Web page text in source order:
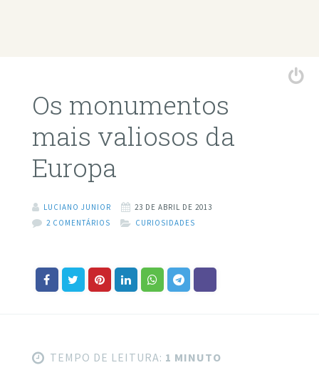
Os monumentos
mais valiosos da
Europa
LUCIANO JUNIOR
23 DE ABRIL DE 2013
2 COMENTÁRIOS
CURIOSIDADES
TEMPO DE LEITURA: 1 MINUTO